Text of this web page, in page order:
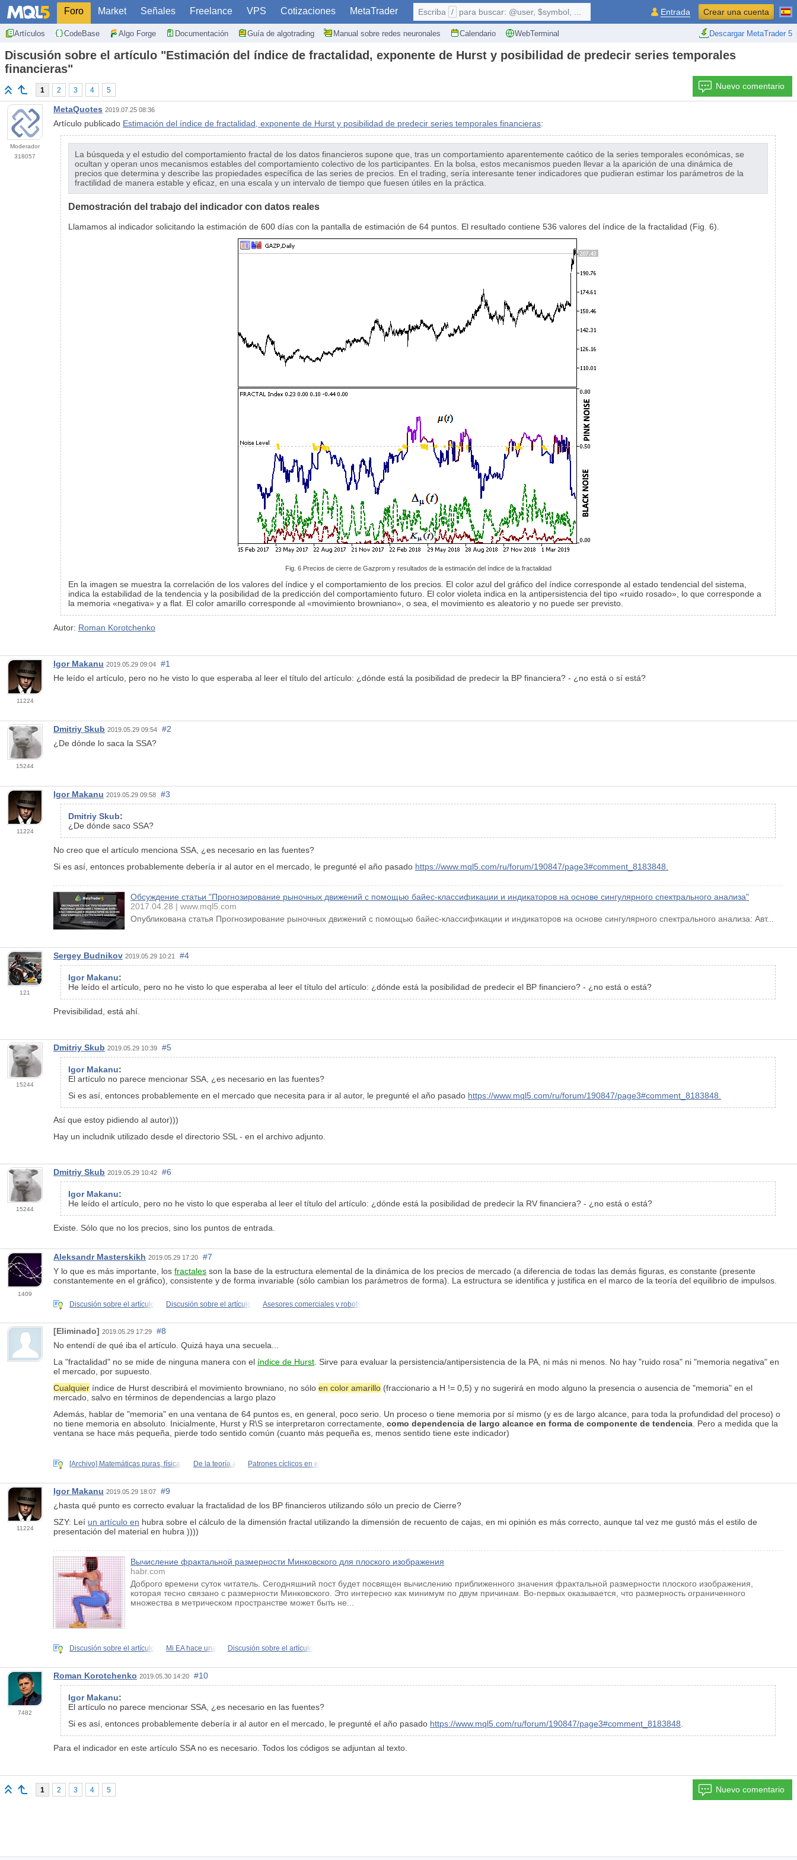
Foro Market Señales Freelance VPS Cotizaciones MetaTrader
Artículos CodeBase Algo Forge Documentación Guía de algotrading Manual sobre redes neuronales Calendario WebTerminal Descargar MetaTrader 5
Escriba / para buscar: @user, $symbol, ... Entrada Crear una cuenta
Discusión sobre el artículo "Estimación del índice de fractalidad, exponente de Hurst y posibilidad de predecir series temporales
financieras"
1 2 3 4 5 Nuevo comentario
Moderador
318057
MetaQuotes 2019.07.25 08:36
Artículo publicado Estimación del índice de fractalidad, exponente de Hurst y posibilidad de predecir series temporales financieras:
La búsqueda y el estudio del comportamiento fractal de los datos financieros supone que, tras un comportamiento aparentemente caótico de la series temporales económicas, se
ocultan y operan unos mecanismos estables del comportamiento colectivo de los participantes. En la bolsa, estos mecanismos pueden llevar a la aparición de una dinámica de
precios que determina y describe las propiedades específica de las series de precios. En el trading, sería interesante tener indicadores que pudieran estimar los parámetros de la
fractilidad de manera estable y eficaz, en una escala y un intervalo de tiempo que fuesen útiles en la práctica.
Demostración del trabajo del indicador con datos reales
Llamamos al indicador solicitando la estimación de 600 días con la pantalla de estimación de 64 puntos. El resultado contiene 536 valores del índice de la fractalidad (Fig. 6).
Fig. 6 Precios de cierre de Gazprom y resultados de la estimación del índice de la fractalidad
En la imagen se muestra la correlación de los valores del índice y el comportamiento de los precios. El color azul del gráfico del índice corresponde al estado tendencial del sistema,
indica la estabilidad de la tendencia y la posibilidad de la predicción del comportamiento futuro. El color violeta indica en la antipersistencia del tipo «ruido rosado», lo que corresponde a
la memoria «negativa» y a flat. El color amarillo corresponde al «movimiento browniano», o sea, el movimiento es aleatorio y no puede ser previsto.
Autor: Roman Korotchenko
11224
Igor Makanu 2019.05.29 09:04
#1
He leído el artículo, pero no he visto lo que esperaba al leer el título del artículo: ¿dónde está la posibilidad de predecir la BP financiera? - ¿no está o sí está?
15244
Dmitriy Skub 2019.05.29 09:54
#2
¿De dónde lo saca la SSA?
11224
Igor Makanu 2019.05.29 09:58 #3
Dmitriy Skub:
¿De dónde saco SSA?
No creo que el artículo menciona SSA, ¿es necesario en las fuentes?
Si es así, entonces probablemente debería ir al autor en el mercado, le pregunté el año pasado https://www.mql5.com/ru/forum/190847/page3#comment_8183848.
Обсуждение статьи "Прогнозирование рыночных движений с помощью байес-классификации и индикаторов на основе сингулярного спектрального анализа"
2017.04.28
www.mql5.com
Опубликована статья Прогнозирование рыночных движений с помощью байес-классификации и индикаторов на основе сингулярного спектрального анализа: Авт...
121
Sergey Budnikov 2019.05.29 10:21 #4
Igor Makanu:
He leído el artículo, pero no he visto lo que esperaba al leer el título del artículo: ¿dónde está la posibilidad de predecir el BP financiero? - ¿no está o está?
Previsibilidad, está ahí.
15244
Dmitriy Skub 2019.05.29 10:39 #5
Igor Makanu:
El artículo no parece mencionar SSA, ¿es necesario en las fuentes?
Si es así, entonces probablemente en el mercado que necesita para ir al autor, le pregunté el año pasado https://www.mql5.com/ru/forum/190847/page3#comment_8183848.
Así que estoy pidiendo al autor)))
Hay un includnik utilizado desde el directorio SSL - en el archivo adjunto.
15244
Dmitriy Skub 2019.05.29 10:42 #6
Igor Makanu:
He leído el artículo, pero no he visto lo que esperaba al leer el título del artículo: ¿dónde está la posibilidad de predecir la RV financiera? - ¿no está o está?
Existe. Sólo que no los precios, sino los puntos de entrada.
1409
Aleksandr Masterskikh 2019.05.29 17:20
#7
Y lo que es más importante, los fractales son la base de la estructura elemental de la dinámica de los precios de mercado (a diferencia de todas las demás figuras, es constante (presente
constantemente en el gráfico), consistente y de forma invariable (sólo cambian los parámetros de forma). La estructura se identifica y justifica en el marco de la teoría del equilibrio de impulsos.
Discusión sobre el artículo Discusión sobre el artículo Asesores comerciales y robots
[Eliminado] 2019.05.29 17:29
#8
No entendí de qué iba el artículo. Quizá haya una secuela...
La "fractalidad" no se mide de ninguna manera con el índice de Hurst. Sirve para evaluar la persistencia/antipersistencia de la PA, ni más ni menos. No hay "ruido rosa" ni "memoria negativa" en
el mercado, por supuesto.
Cualquier índice de Hurst describirá el movimiento browniano, no sólo en color amarillo (fraccionario a H != 0,5) y no sugerirá en modo alguno la presencia o ausencia de "memoria" en el
mercado, salvo en términos de dependencias a largo plazo
Además, hablar de "memoria" en una ventana de 64 puntos es, en general, poco serio. Un proceso o tiene memoria por sí mismo (y es de largo alcance, para toda la profundidad del proceso) o
no tiene memoria en absoluto. Inicialmente, Hurst y R\S se interpretaron correctamente, como dependencia de largo alcance en forma de componente de tendencia. Pero a medida que la
ventana se hace más pequeña, pierde todo sentido común (cuanto más pequeña es, menos sentido tiene este indicador)
[Archivo] Matemáticas puras, física, De la teoría a Patrones cíclicos en el
11224
Igor Makanu 2019.05.29 18:07
#9
¿hasta qué punto es correcto evaluar la fractalidad de los BP financieros utilizando sólo un precio de Cierre?
SZY: Leí un artículo en hubra sobre el cálculo de la dimensión fractal utilizando la dimensión de recuento de cajas, en mi opinión es más correcto, aunque tal vez me gustó más el estilo de
presentación del material en hubra ))))
Вычисление фрактальной размерности Минковского для плоского изображения
habr.com
Доброго времени суток читатель. Сегодняшний пост будет посвящен вычислению приближенного значения фрактальной размерности плоского изображения,
которая тесно связано с размерности Минковского. Это интересно как минимум по двум причинам. Во-первых оказывается, что размерность ограниченного
множества в метрическом пространстве может быть не...
Discusión sobre el artículo Mi EA hace una Discusión sobre el artículo
7482
Roman Korotchenko 2019.05.30 14:20 #10
Igor Makanu:
El artículo no parece mencionar SSA, ¿es necesario en las fuentes?
Si es así, entonces probablemente debería ir al autor en el mercado, le pregunté el año pasado https://www.mql5.com/ru/forum/190847/page3#comment_8183848
Para el indicador en este artículo SSA no es necesario. Todos los códigos se adjuntan al texto.
1 2 3 4 5 Nuevo comentario